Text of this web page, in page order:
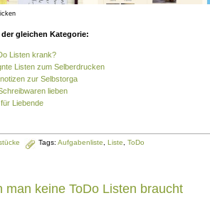
gleichen Kategorie:
Listen krank?
Listen zum Selberdrucken
zur Selbstorga
lieben
Liebende
Tags: Aufgabenliste, Liste, ToDo
man keine ToDo Listen braucht